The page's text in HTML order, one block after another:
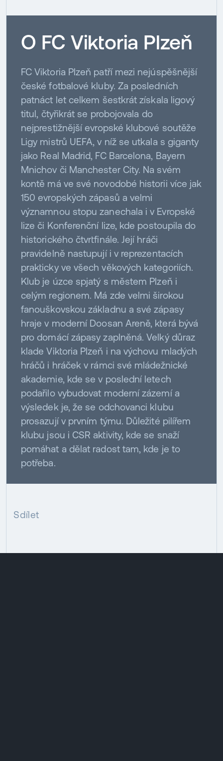
O FC Viktoria Plzeň
FC Viktoria Plzeň patří mezi nejúspěšnější
české fotbalové kluby. Za posledních
patnáct let celkem šestkrát získala ligový
titul, čtyřikrát se probojovala do
nejprestižnější evropské klubové soutěže
Ligy mistrů UEFA, v níž se utkala s giganty
jako Real Madrid, FC Barcelona, Bayern
Mnichov či Manchester City. Na svém
kontě má ve své novodobé historii více jak
150 evropských zápasů a velmi
významnou stopu zanechala i v Evropské
lize či Konferenční lize, kde postoupila do
historického čtvrtfinále. Její hráči
pravidelně nastupují i v reprezentacích
prakticky ve všech věkových kategoriích.
Klub je úzce spjatý s městem Plzeň i
celým regionem. Má zde velmi širokou
fanouškovskou základnu a své zápasy
hraje v moderní Doosan Areně, která bývá
pro domácí zápasy zaplněná. Velký důraz
klade Viktoria Plzeň i na výchovu mladých
hráčů i hráček v rámci své mládežnické
akademie, kde se v poslední letech
podařilo vybudovat moderní zázemí a
výsledek je, že se odchovanci klubu
prosazují v prvním týmu. Důležité pilířem
klubu jsou i CSR aktivity, kde se snaží
pomáhat a dělat radost tam, kde je to
potřeba.
Sdílet